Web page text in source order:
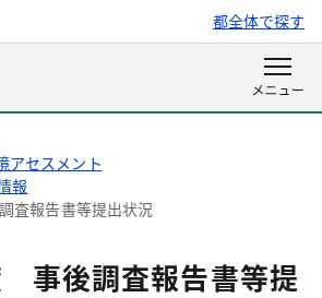
都全体で探す
アセスメント
報
査報告書等提出状況
事後調査報告書等提